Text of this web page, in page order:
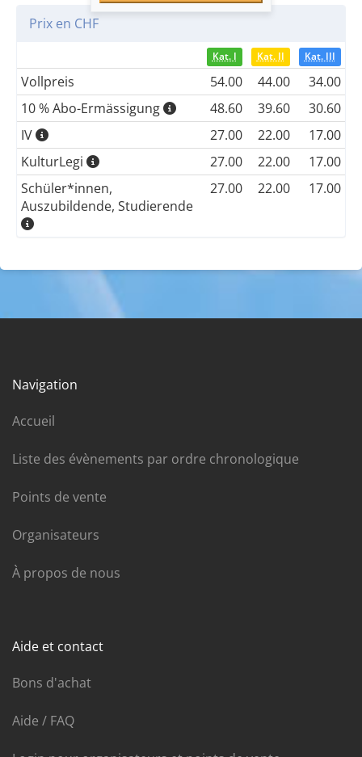
Prix en CHF
Kat. I Kat. II Kat. III
Vollpreis 54.00 44.00
34.00
10 % Abo-Ermässigung
48.60 39.60
30.60
IV
27.00 22.00
17.00
KulturLegi
27.00 22.00
17.00
Schüler*innen,
Auszubildende, Studierende
27.00 22.00 17.00
Navigation
Accueil
Liste des évènements par ordre chronologique
Points de vente
Organisateurs
À propos de nous
Aide et contact
Bons d'achat
Aide / FAQ